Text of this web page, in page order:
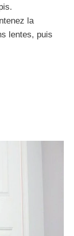
la
lentes, puis